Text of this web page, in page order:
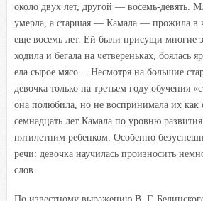
около двух лет, другой — восемь-девять.
умерла, а старшая — Камала — прожила в
еще восемь лет. Ей были присущи многие
ходила и бегала на четвереньках, боялась
ела сырое мясо… Несмотря на большие
девочка только на третьем году обучения
она полюбила, но не воспринимала их как
семнадцать лет Камала по уровню
пятилетним ребенком. Особенно
речи: девочка научилась произносить
слов.